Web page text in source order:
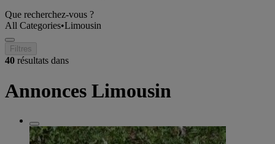
Que recherchez-vous ?
All Categories•Limousin
Filtres
40 résultats dans
Annonces Limousin